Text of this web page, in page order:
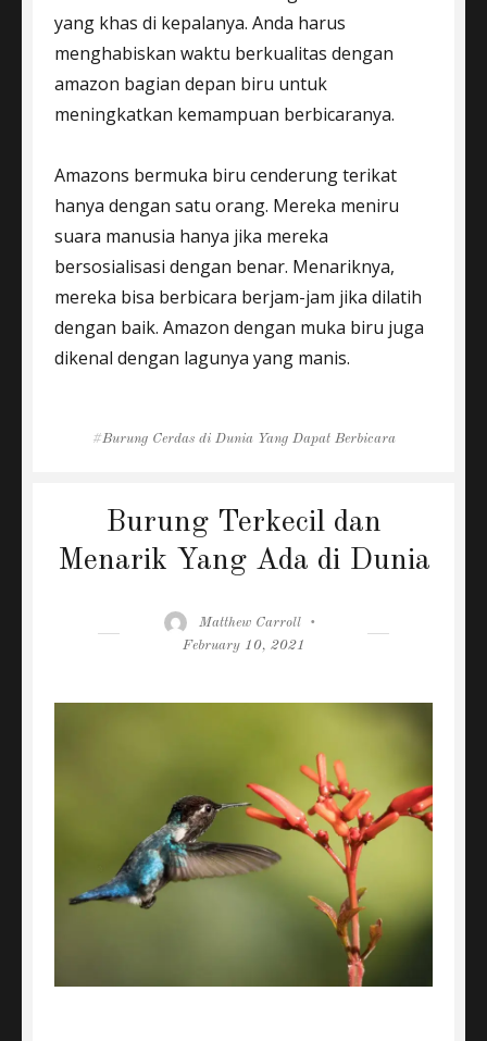
yang khas di kepalanya. Anda harus
menghabiskan waktu berkualitas dengan
amazon bagian depan biru untuk
meningkatkan kemampuan berbicaranya.
Amazons bermuka biru cenderung terikat
hanya dengan satu orang. Mereka meniru
suara manusia hanya jika mereka
bersosialisasi dengan benar. Menariknya,
mereka bisa berbicara berjam-jam jika dilatih
dengan baik. Amazon dengan muka biru juga
dikenal dengan lagunya yang manis.
Tags
Burung Cerdas di Dunia Yang Dapat Berbicara
Burung Terkecil dan
Menarik Yang Ada di Dunia
Author
Matthew Carroll
February 10, 2021